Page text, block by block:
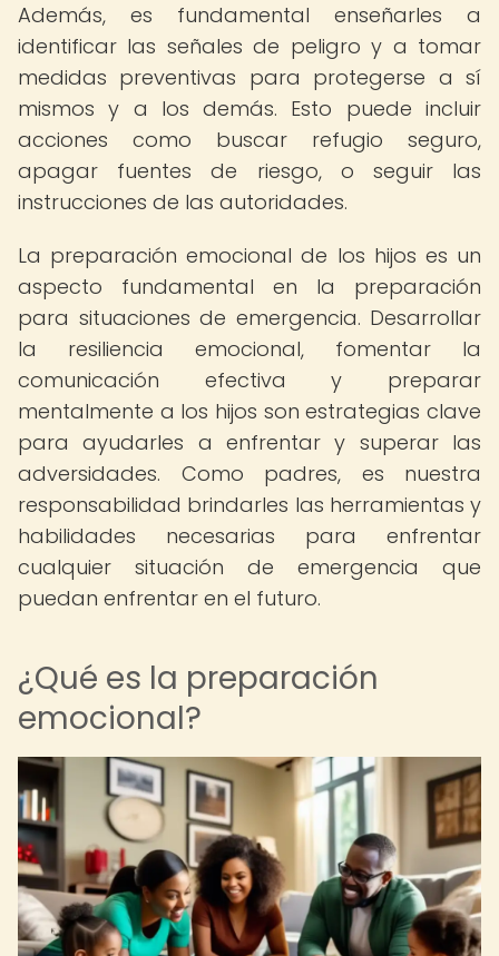
Además, es fundamental enseñarles a
identificar las señales de peligro y a tomar
medidas preventivas para protegerse a sí
mismos y a los demás. Esto puede incluir
acciones como buscar refugio seguro,
apagar fuentes de riesgo, o seguir las
instrucciones de las autoridades.
La preparación emocional de los hijos es un
aspecto fundamental en la preparación
para situaciones de emergencia. Desarrollar
la resiliencia emocional, fomentar la
comunicación efectiva y preparar
mentalmente a los hijos son estrategias clave
para ayudarles a enfrentar y superar las
adversidades. Como padres, es nuestra
responsabilidad brindarles las herramientas y
habilidades necesarias para enfrentar
cualquier situación de emergencia que
puedan enfrentar en el futuro.
¿Qué es la preparación
emocional?